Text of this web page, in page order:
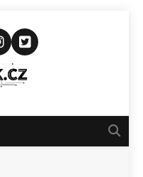
Novinkám